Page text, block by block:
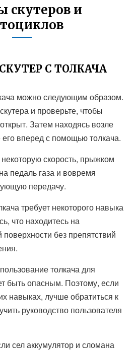
скутеров и
С ТОЛКАЧА
можно следующим образом.
и проверьте, чтобы
Затем находясь возле
его вперед с помощью толкача.
некоторую скорость, прыжком
педаль газа и вовремя
передачу.
требует некоторого навыка
что находитесь на
поверхности без препятствий
толкача для
быть опасным. Поэтому, если
навыках, лучше обратиться к
руководство пользователя
сел аккумулятор и сломана